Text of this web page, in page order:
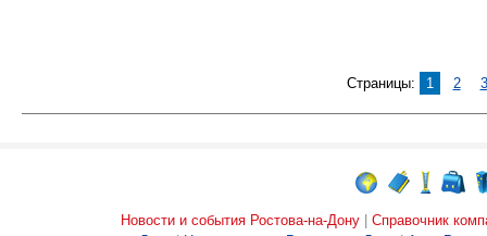
Страницы: 1 2 3
Новости и события Ростова-на-Дону
Справочник